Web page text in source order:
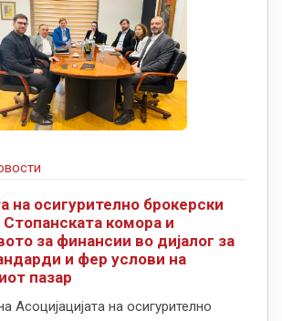
на осигурително брокерски
комора и
за финансии во дијалог за
и фер услови на
пазар
Асоцијацијата на осигурително